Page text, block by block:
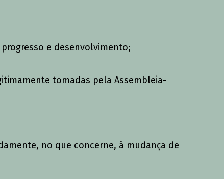
e desenvolvimento;
tomadas pela Assembleia-
no que concerne, à mudança de